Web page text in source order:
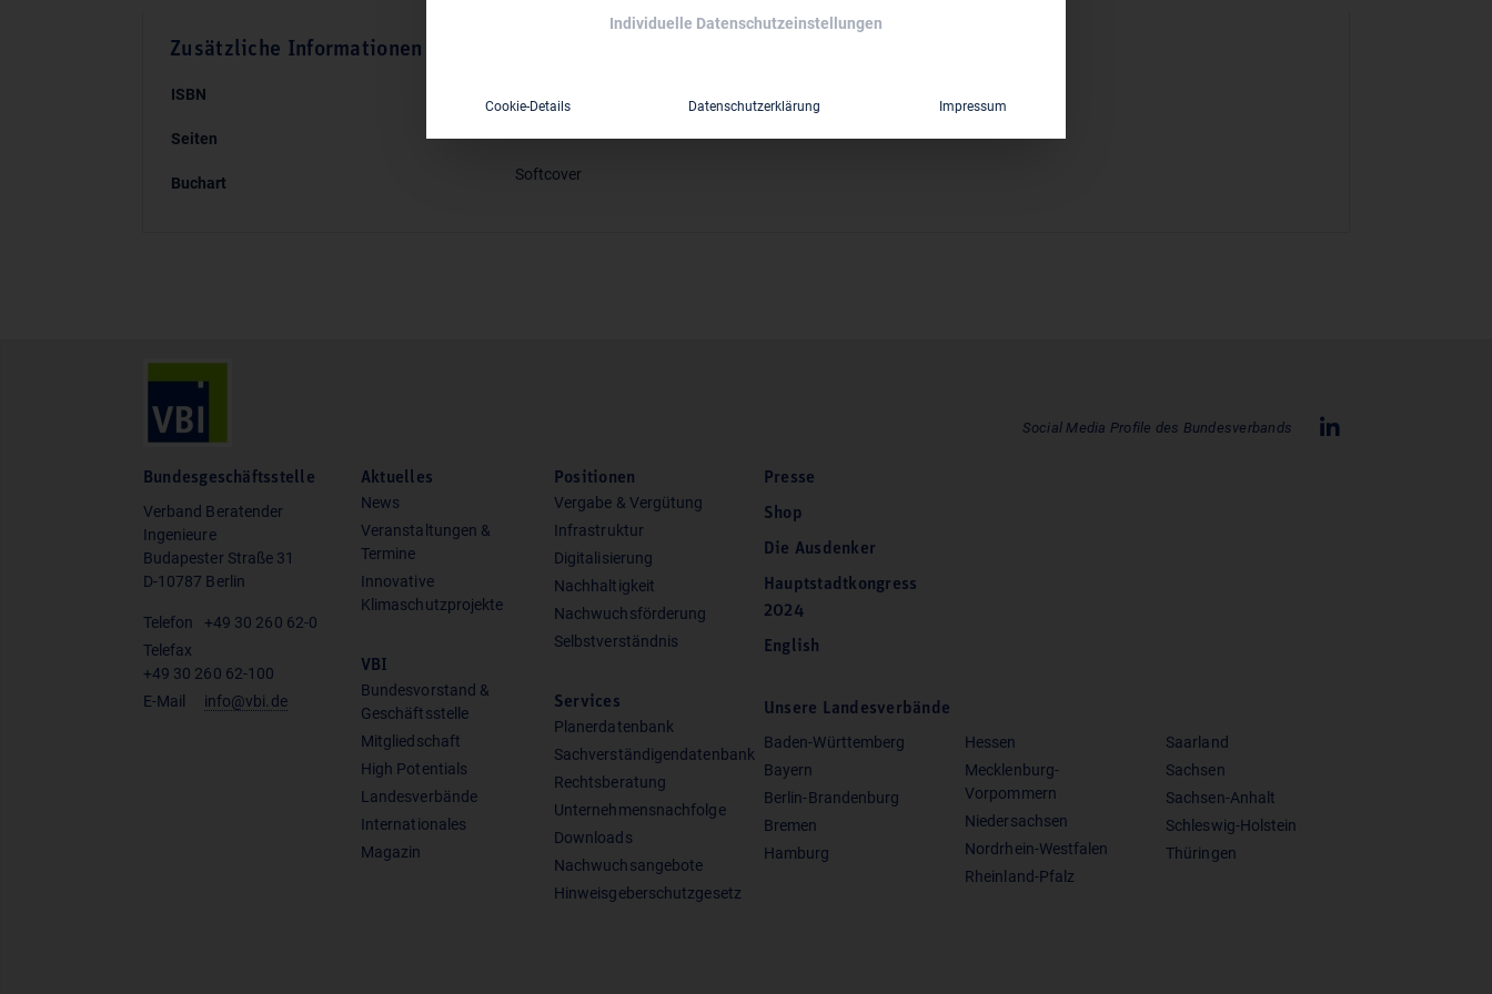
Zusätzliche Informationen
ISBN
Seiten
Buchart Softcover
Social Media Profile des Bundesverbands
Bundesgeschäftsstelle
Verband Beratender
Ingenieure
Budapester Straße 31
D-10787 Berlin
Telefon
+49 30 260 62-0
Telefax
+49 30 260 62-100
E-Mail
info@vbi.de
Aktuelles
News
Veranstaltungen &
Termine
Innovative
Klimaschutzprojekte
VBI
Bundesvorstand &
Geschäftsstelle
Mitgliedschaft
High Potentials
Landesverbände
Internationales
Magazin
Positionen
Vergabe & Vergütung
Infrastruktur
Digitalisierung
Nachhaltigkeit
Nachwuchsförderung
Selbstverständnis
Services
Planerdatenbank
Sachverständigendatenbank
Rechtsberatung
Unternehmensnachfolge
Downloads
Nachwuchsangebote
Hinweisgeberschutzgesetz
Presse
Shop
Die Ausdenker
Hauptstadtkongress
2024
English
Unsere Landesverbände
Baden-Württemberg
Bayern
Berlin-Brandenburg
Bremen
Hamburg
Hessen
Mecklenburg-
Vorpommern
Niedersachsen
Nordrhein-Westfalen
Rheinland-Pfalz
Saarland
Sachsen
Sachsen-Anhalt
Schleswig-Holstein
Thüringen
Individuelle Datenschutzeinstellungen
Cookie-Details Datenschutzerklärung Impressum